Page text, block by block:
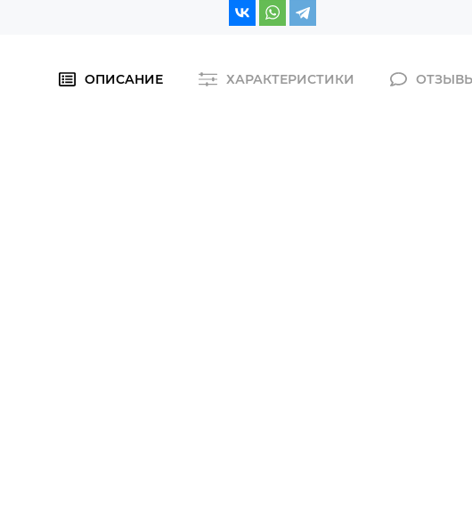
ОПИСАНИЕ ХАРАКТЕРИСТИКИ